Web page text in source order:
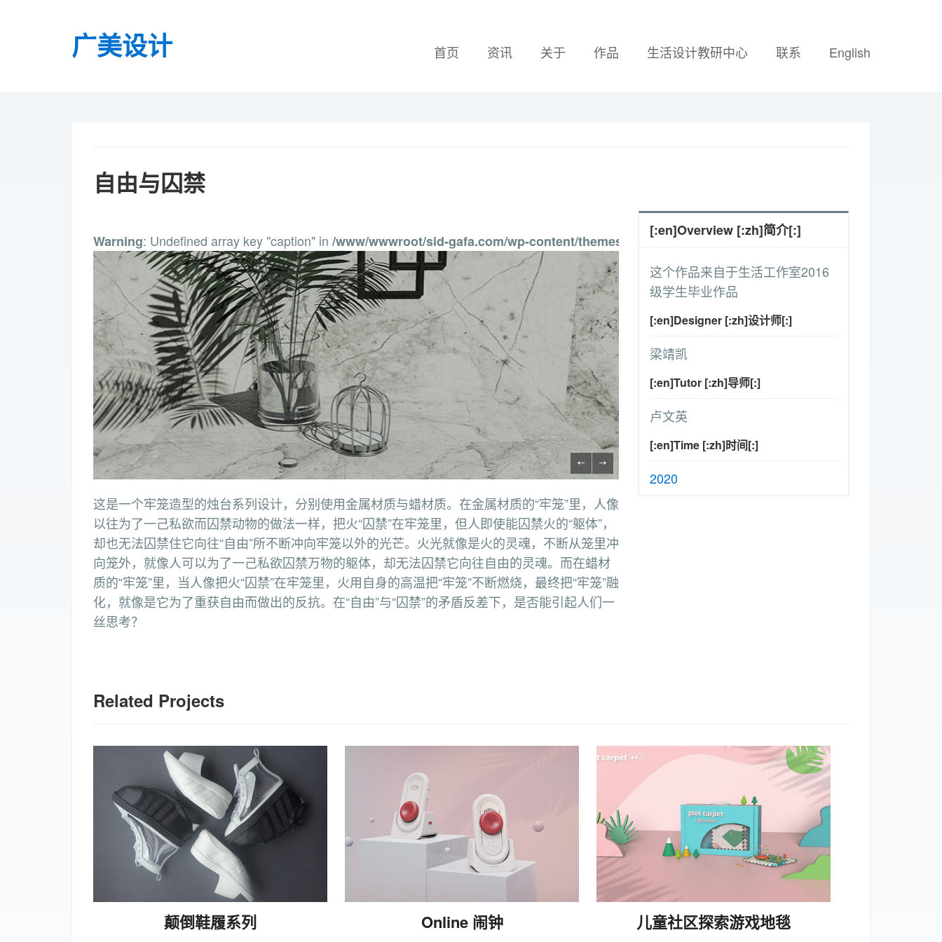
广美设计 首页 资讯 关于 作品 生活设计教研中心 联系 English
自由与囚禁
Warning: Undefined array key "caption" in /www/wwwroot/sid-gafa.com/wp-content/themes/venture/single-portfolio.phpon line
Warning: Undefined array key "caption" in
这是一个牢笼造型的烛台系列设计，分别使用金属材质与蜡材质。在金属材质的“牢笼”里，人像
以往为了一己私欲而囚禁动物的做法一样，把火“囚禁”在牢笼里，但人即使能囚禁火的“躯体”，
却也无法囚禁住它向往“自由”所不断冲向牢笼以外的光芒。火光就像是火的灵魂，不断从笼里冲
向笼外，就像人可以为了一己私欲囚禁万物的躯体，却无法囚禁它向往自由的灵魂。而在蜡材
质的“牢笼”里，当人像把火“囚禁”在牢笼里，火用自身的高温把“牢笼”不断燃烧，最终把“牢笼”融
化，就像是它为了重获自由而做出的反抗。在“自由”与“囚禁”的矛盾反差下，是否能引起人们一
丝思考？
[:en]Overview [:zh]简介[:]
这个作品来自于生活工作室2016
级学生毕业作品
[:en]Designer [:zh]设计师[:]
梁靖凯
[:en]Tutor [:zh]导师[:]
卢文英
[:en]Time [:zh]时间[:]
2020
Related Projects
颠倒鞋履系列 Online 闹钟 儿童社区探索游戏地毯